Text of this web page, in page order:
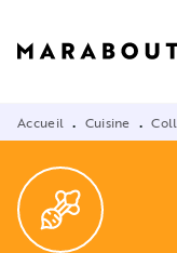
Accueil • Cuisine •